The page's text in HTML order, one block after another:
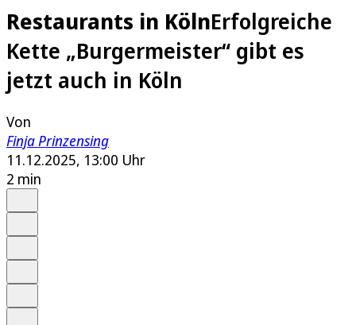
Restaurants in KölnErfolgreiche
Kette „Burgermeister“ gibt es
jetzt auch in Köln
Von
Finja Prinzensing
11.12.2025, 13:00 Uhr
2 min